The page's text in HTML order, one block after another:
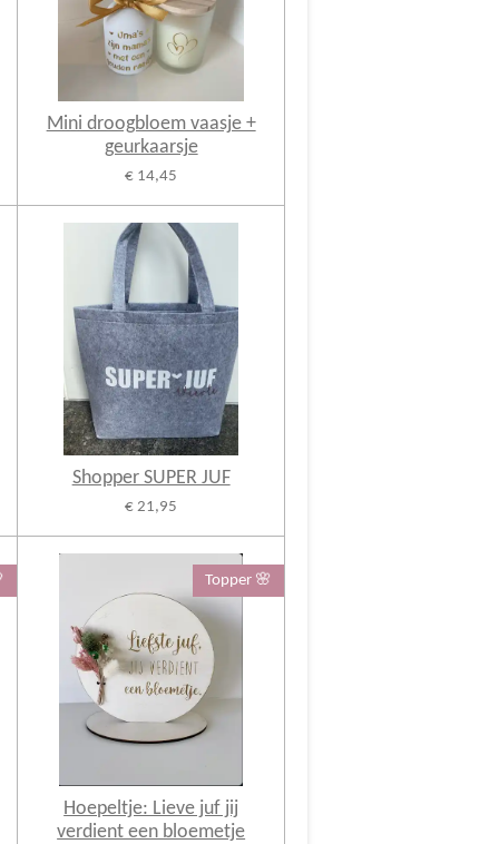
Mini droogbloem vaasje +
geurkaarsje
€ 14,45
Shopper SUPER JUF
€ 21,95
Topper 🌸
Hoepeltje: Lieve juf jij
verdient een bloemetje